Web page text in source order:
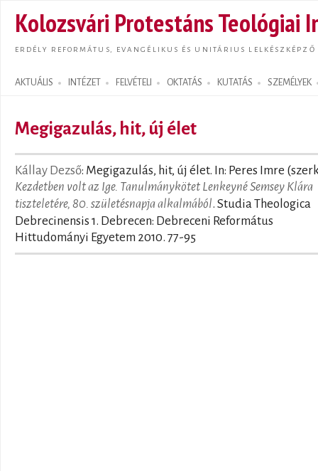
Kolozsvári Protestáns Teológiai
ERDÉLY REFORMÁTUS, EVANGÉLIKUS ÉS UNITÁRIUS LELKÉSZKÉPZŐ
AKTUÁLIS INTÉZET FELVÉTELI OKTATÁS KUTATÁS SZEMÉLYEK
Search form
Megigazulás, hit, új élet
Kállay Dezső: Megigazulás, hit, új élet. In: Peres Imre
Kezdetben volt az Ige. Tanulmánykötet Lenkeyné Semsey Klára
tiszteletére, 80. születésnapja alkalmából. Studia Theologica
Debrecinensis 1. Debrecen: Debreceni Református
Hittudományi Egyetem 2010. 77-95